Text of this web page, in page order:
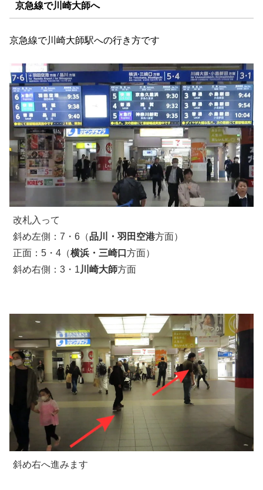
京急線で川崎大師へ
京急線で川崎大師駅への行き方です
改札入って
斜め左側：7・6（品川・羽田空港方面）
正面：5・4（横浜・三崎口 方面）
斜め右側：3・1 川崎大師方面
斜め右へ進みます